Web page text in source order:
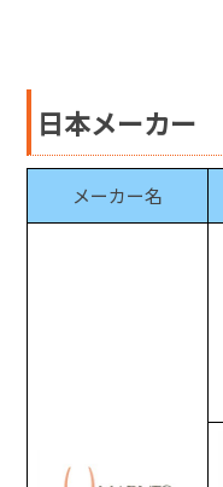
日本メーカー
メーカー名